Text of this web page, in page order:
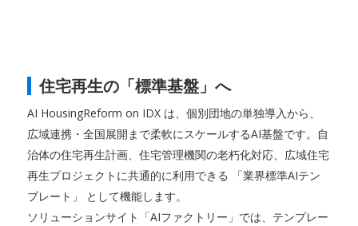
住宅再生の「標準基盤」へ
AI HousingReform on IDX は、個別団地の単独導入から、
広域連携・全国展開まで柔軟にスケールするAI基盤です。自
治体の住宅再生計画、住宅管理機関の老朽化対応、広域住宅
再生プロジェクトに共通的に利用できる 「業界標準AIテン
プレート」 として機能します。
ソリューションサイト「AIファクトリー」では、テンプレー